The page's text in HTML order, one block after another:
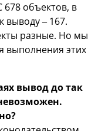
678 объектов, в
выводу – 167.
разные. Но мы
выполнения этих
вывод до так